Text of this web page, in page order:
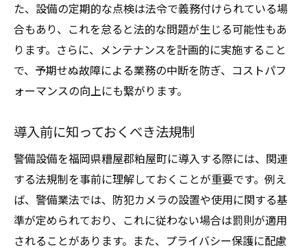
た、設備の定期的な点検は法令で義務付けられている場
合もあり、これを怠ると法的な問題が生じる可能性もあ
ります。さらに、メンテナンスを計画的に実施すること
で、予期せぬ故障による業務の中断を防ぎ、コストパフ
ォーマンスの向上にも繋がります。
導入前に知っておくべき法規制
警備設備を福岡県糟屋郡粕屋町に導入する際には、関連
する法規制を事前に理解しておくことが重要です。例え
ば、警備業法では、防犯カメラの設置や使用に関する基
準が定められており、これに従わない場合は罰則が適用
されることがあります。また、プライバシー保護に配慮